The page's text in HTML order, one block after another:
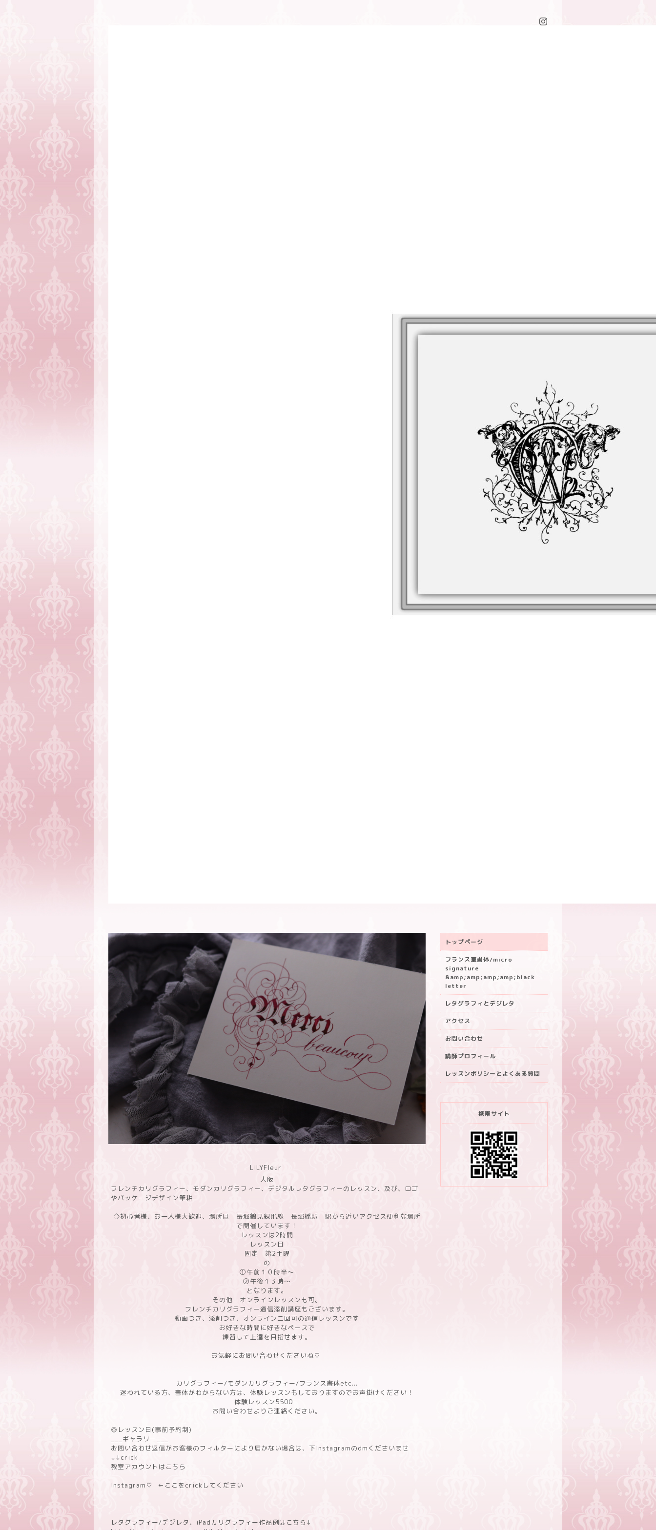
LILYFleur
大阪
フレンチカリグラフィー、モダンカリグラフィー、デジタルレタグラフィーのレッスン、及び、ロゴ
やパッケージデザイン筆耕
◇初心者様、お一人様大歓迎、場所は 長堀鶴見緑地線 長堀橋駅 駅から近いアクセス便利な場所
で開催しています！
レッスンは2時間
レッスン日
固定 第2土曜
の
①午前１０時半〜
②午後１３時〜
となります。
その他 オンラインレッスンも可。
フレンチカリグラフィー通信添削講座もございます。
動画つき、添削つき、オンライン二回可の通信レッスンです
お好きな時間に好きなペースで
練習して上達を目指せます。
お気軽にお問い合わせくださいね♡
カリグラフィー/モダンカリグラフィー/フランス書体etc...
迷われている方、書体がわからない方は、体験レッスンもしておりますのでお声掛けください！
体験レッスン5500
お問い合わせよりご連絡ください。
◎レッスン日(事前予約制)
___ギャラリー___
お問い合わせ返信がお客様のフィルターにより届かない場合は、下Instagramのdmくださいませ
↓↓crick
教室アカウントはこちら
Instagram♡ ←ここをcrickしてください
レタグラフィー/デジレタ、iPadカリグラフィー作品例はこちら↓
トップページ
フランス草書体/micro
signature
&amp;amp;amp;amp;black
letter
レタグラフィとデジレタ
アクセス
お問い合わせ
講師プロフィール
レッスンポリシーとよくある質問
携帯サイト